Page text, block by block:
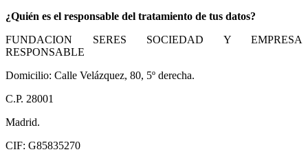
¿Quién es el responsable del tratamiento de tus datos?
FUNDACION SERES SOCIEDAD Y EMPRESA
RESPONSABLE
Domicilio: Calle Velázquez, 80, 5º derecha.
C.P. 28001
Madrid.
CIF: G85835270